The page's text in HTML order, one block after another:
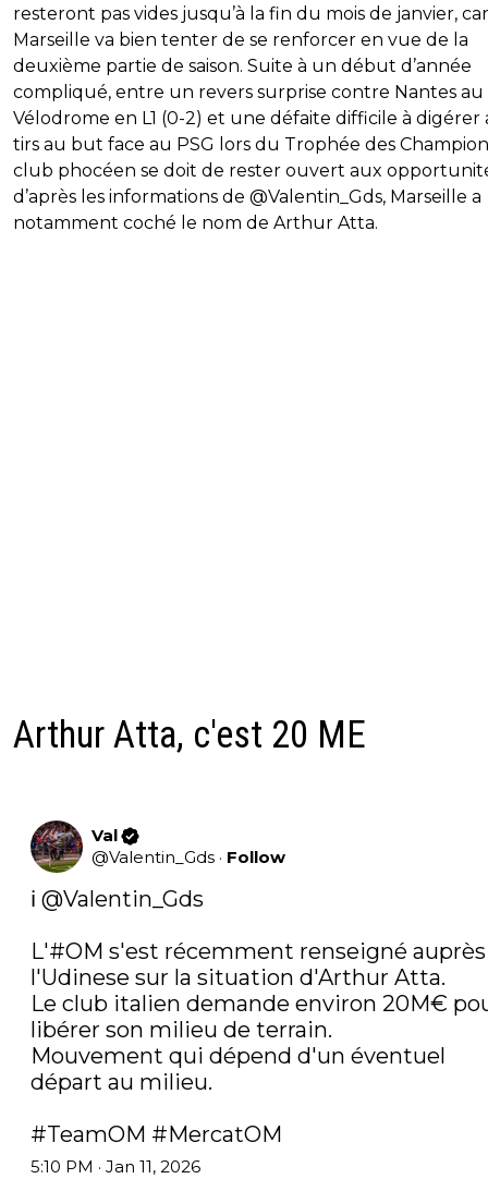
resteront pas vides jusqu’à la fin du mois de janvier, car
Marseille va bien tenter de se renforcer en vue de la
deuxième partie de saison. Suite à un début d’année
compliqué, entre un revers surprise contre Nantes au
Vélodrome en L1 (0-2) et une défaite difficile à digérer
tirs au but face au PSG lors du Trophée des
club phocéen se doit de rester ouvert aux
d’après les informations de @Valentin_Gds, Marseille a
notamment coché le nom de Arthur Atta.
Arthur Atta, c'est 20 ME
Val
@Valentin_Gds · Follow
ℹ️ @Valentin_Gds
L'#OM s'est récemment renseigné
l'Udinese sur la situation d'Arthur Atta.
Le club italien demande environ 20M€
libérer son milieu de terrain.
Mouvement qui dépend d'un éventuel
départ au milieu.
#TeamOM #MercatOM
5:10 PM · Jan 11, 2026